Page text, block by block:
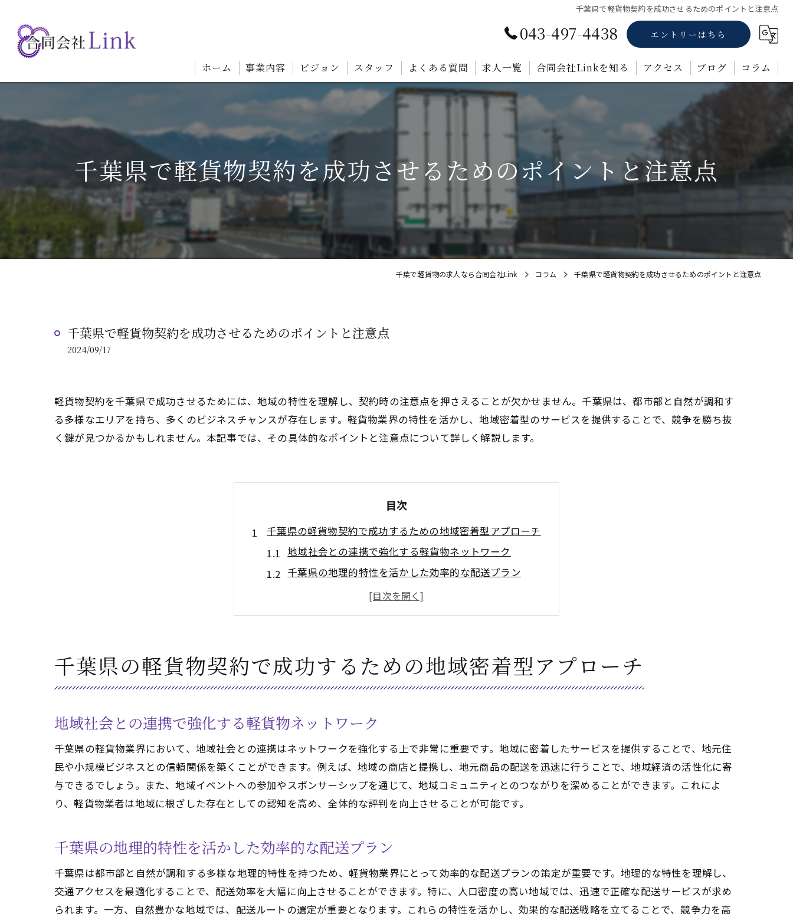
千葉県で軽貨物契約を成功させるためのポイントと注意点
043-497-4438 エントリーはちら
ホーム 事業内容 ビジョン スタッフ よくある質問 求人一覧 合同会社Linkを知る
正社員
業務委託
未経験
転職
福利厚生
アクセス ブログ コラム
千葉県で軽貨物契約を成功させるためのポイントと注意点
千葉で軽貨物の求人なら合同会社Link コラム 千葉県で軽貨物契約を成功させるためのポイントと注意点
千葉県で軽貨物契約を成功させるためのポイントと注意点
2024/09/17
軽貨物契約を千葉県で成功させるためには、地域の特性を理解し、契約時の注意点を押さえることが欠かせません。千葉県は、都市部と自然が調和す
る多様なエリアを持ち、多くのビジネスチャンスが存在します。軽貨物業界の特性を活かし、地域密着型のサービスを提供することで、競争を勝ち抜
く鍵が見つかるかもしれません。本記事では、その具体的なポイントと注意点について詳しく解説します。
目次
千葉県の軽貨物契約で成功するための地域密着型アプローチ
地域社会との連携で強化する軽貨物ネットワーク
千葉県の地理的特性を活かした効率的な配送プラン
地元市場のニーズに応える柔軟なサービス展開
地域イベントとの連携によるビジネスチャンスの拡大
地域密着型の軽貨物サービスが持つ競争優位性
軽貨物業界で千葉県の特性を活かす契約方法とは
観光地向けの軽貨物サービスにおける契約のポイント
地元企業とのコラボレーションで生まれる相乗効果
千葉県内特化型の配送契約がもたらすメリット
契約内容に地域特性を反映させるためのヒント
千葉県内のビジネス需要に応じた柔軟な契約設計
観光業界のニーズに応える配送サービスの工夫
地域ごとの特性に合ったカスタマイズ契約プラン
千葉県の軽貨物契約で成功するための地域密着型アプローチ
地域社会との連携で強化する軽貨物ネットワーク
千葉県の軽貨物業界において、地域社会との連携はネットワークを強化する上で非常に重要です。地域に密着したサービスを提供することで、地元住
民や小規模ビジネスとの信頼関係を築くことができます。例えば、地域の商店と提携し、地元商品の配送を迅速に行うことで、地域経済の活性化に寄
与できるでしょう。また、地域イベントへの参加やスポンサーシップを通じて、地域コミュニティとのつながりを深めることができます。これによ
り、軽貨物業者は地域に根ざした存在としての認知を高め、全体的な評判を向上させることが可能です。
千葉県の地理的特性を活かした効率的な配送プラン
千葉県は都市部と自然が調和する多様な地理的特性を持つため、軽貨物業界にとって効率的な配送プランの策定が重要です。地理的な特性を理解し、
交通アクセスを最適化することで、配送効率を大幅に向上させることができます。特に、人口密度の高い地域では、迅速で正確な配送サービスが求め
られます。一方、自然豊かな地域では、配送ルートの選定が重要となります。これらの特性を活かし、効果的な配送戦略を立てることで、競争力を高